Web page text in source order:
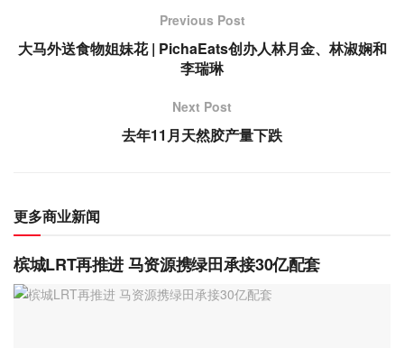
Previous Post
大马外送食物姐妹花 | PichaEats创办人林月金、林淑娴和
李瑞琳
Next Post
去年11月天然胶产量下跌
更多商业新闻
槟城LRT再推进 马资源携绿田承接30亿配套